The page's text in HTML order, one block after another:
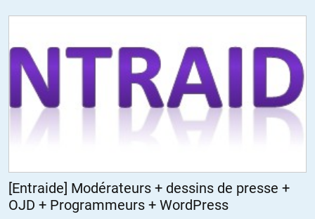
[Entraide] Modérateurs + dessins de presse +
OJD + Programmeurs + WordPress